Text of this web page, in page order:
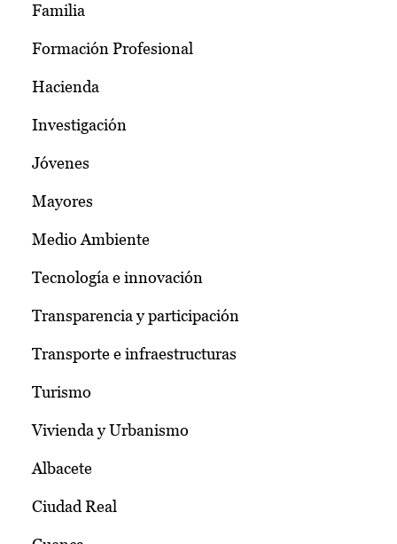
Familia
Formación Profesional
Hacienda
Investigación
Jóvenes
Mayores
Medio Ambiente
Tecnología e innovación
Transparencia y participación
Transporte e infraestructuras
Turismo
Vivienda y Urbanismo
Albacete
Ciudad Real